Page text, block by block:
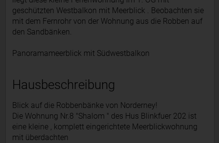
geschützten Westbalkon mit Meerblick . Beobachten sie
mit dem Fernrohr von der Wohnung aus die Robben auf
den Sandbänken.
Panoramameerblick mit Südwestbalkon
Hausbeschreibung
Blick auf die Robbenbänke von Norderney!
Die Wohnung Nr.8 "Shalom " des Hus Blinkfuer 202 ist
eine kleine , komplett eingerichtete Meerblickwohnung
mit überdachten